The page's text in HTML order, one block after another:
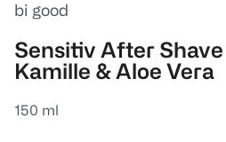
bi good
Sensitiv After
Kamille & Aloe Vera
150 ml